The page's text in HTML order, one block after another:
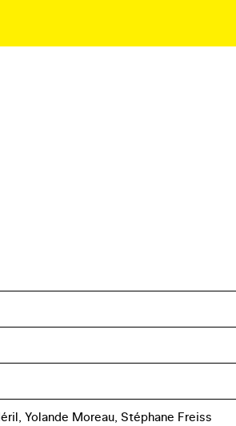
Yolande Moreau, Stéphane Freiss